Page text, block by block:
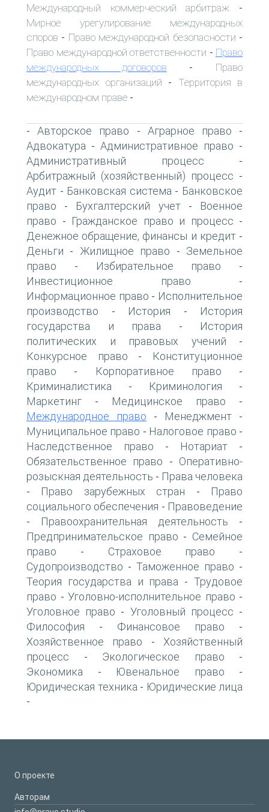
Международный коммерческий арбитраж -
Мирное урегулирование международных
споров - Право международной безопасности -
Право международной ответственности - Право
международных договоров - Право
международных организаций - Территория в
международном праве -
-Авторское право - Аграрное право -
Адвокатура - Административное право -
Административный процесс -
Арбитражный (хозяйственный) процесс -
Аудит - Банковская система - Банковское
право - Бухгалтерский учет-
Военное
право - Гражданское право и процесс -
Денежное обращение, финансы и кредит-
Деньги - Жилищное право - Земельное
право - Избирательное право -
Инвестиционное право -
Информационное право - Исполнительное
производство - История -
История
государства и права -
История
политических и правовых учений -
Конкурсное право -
Конституционное
право - Корпоративное право -
Криминалистика - Криминология -
Маркетинг - Медицинское право -
Международное право - Менеджмент -
Муниципальное право - Налоговое право -
Наследственное право - Нотариат -
Обязательственное право - Оперативно-
розыскная деятельность - Права человека
- Право зарубежных стран -
Право
социального обеспечения - Правоведение
- Правоохранительная деятельность -
Предпринимательское право - Семейное
право - Страховое право -
Судопроизводство - Таможенное право -
Теория государства и права -Трудовое
право - Уголовно-исполнительное право -
Уголовное право - Уголовный процесс -
Философия - Финансовое право -
Хозяйственное право - Хозяйственный
процесс - Экологическое право -
Экономика - Ювенальное право -
Юридическая техника - Юридические лица
-
О проекте
Авторам